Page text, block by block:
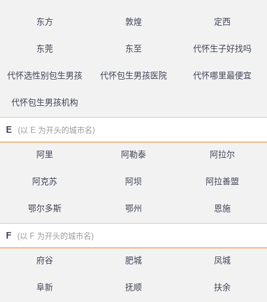
东方 敦煌 定西
东莞 东至 代怀生子好找吗
代怀选性别包生男孩 代怀包生男孩医院 代怀哪里最便宜
代怀包生男孩机构
E (以 E 为开头的城市名)
阿里 阿勒泰 阿拉尔
阿克苏 阿坝 阿拉善盟
鄂尔多斯 鄂州 恩施
F (以 F 为开头的城市名)
府谷 肥城 凤城
阜新 抚顺 扶余